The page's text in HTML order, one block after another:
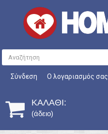
Σύνδεση Ο λογαριασμός σας
ΚΑΛΆΘΙ:
(άδειο)